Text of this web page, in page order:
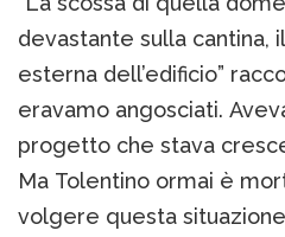
devastante sulla cantina,
esterna dell’edificio”
eravamo angosciati.
progetto che stava
Ma Tolentino ormai è
volgere questa